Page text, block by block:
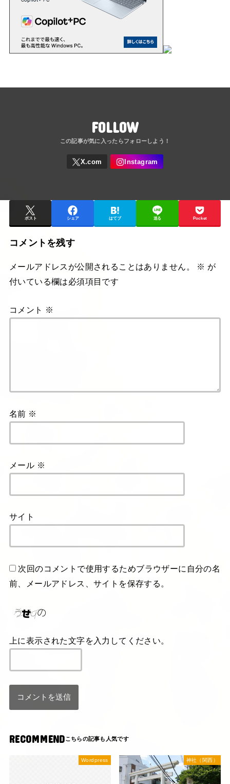
FOLLOW
ポスト シェア はてブ 送る Pocket
コメントを残す
メールアドレスが公開されることはありません。 ※ が
付いている欄は必須項目です
コメント ※
名前 ※
メール ※
サイト
次回のコメントで使用するためブラウザーに自分の名
前、メールアドレス、サイトを保存する。
上に表示された文字を入力してください。
RECOMMEND
Wordpress 神社（関西）